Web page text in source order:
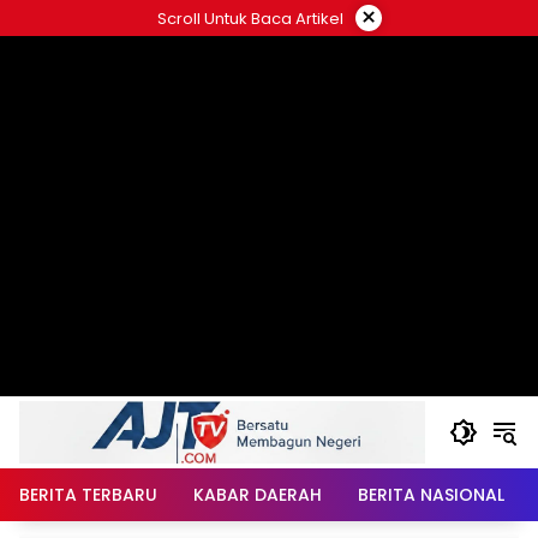
ke
Scroll Untuk Baca Artikel ×
BERITA TERBARU KABAR DAERAH BERITA NASIONAL